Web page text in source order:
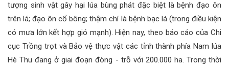
tượng sinh vật gây hại lúa bùng phát đặc biệt là bệnh đạo ôn
trên lá; đạo ôn cổ bông; thậm chí là bệnh bạc lá (trong điều kiện
có mưa lớn kết hợp gió mạnh). Hiện nay, theo báo cáo của Chi
cục Trồng trọt và Bảo vệ thực vật các tỉnh thành phía Nam lúa
Hè Thu đang ở giai đoạn đòng - trỗ với 200.000 ha. Trong thời